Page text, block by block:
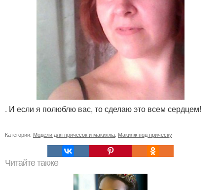
. И если я полюблю вас, то сделаю это всем сердцем!
Категории: Модели для причесок и макияжа Макияж под прическу
Читайте также